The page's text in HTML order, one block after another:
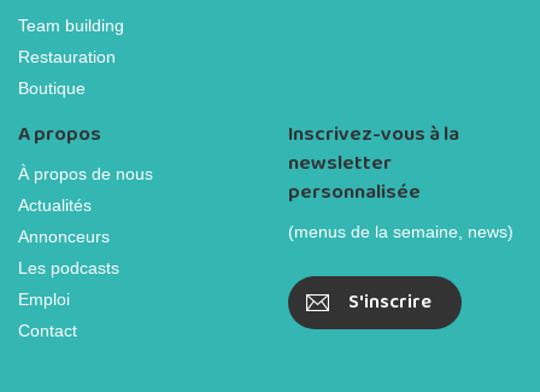
Team building
Restauration
Boutique
A propos
À propos de nous
Actualités
Annonceurs
Les podcasts
Emploi
Contact
Inscrivez-vous à la
newsletter
personnalisée
(menus de la semaine, news)
S'inscrire